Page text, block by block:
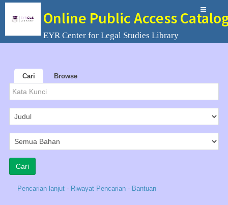
Online Public Access
EYR Center for Legal Studies Library
Cari Browse
Pencarian lanjut - Riwayat Pencarian - Bantuan